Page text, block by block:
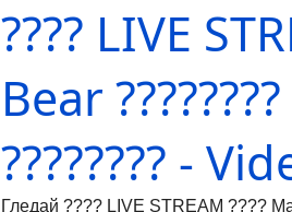
???? LIVE
Bear
???????? -
Гледай ???? LIVE STREAM ????